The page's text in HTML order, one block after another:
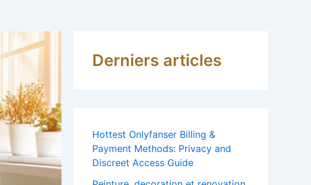
Derniers articles
Hottest Onlyfanser Billing &
Payment Methods: Privacy and
Discreet Access Guide